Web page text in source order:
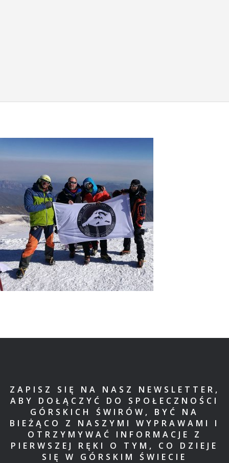
ZAPISZ SIĘ NA NASZ NEWSLETTER,
ABY DOŁĄCZYĆ DO SPOŁECZNOŚCI
GÓRSKICH ŚWIRÓW, BYĆ NA
BIEŻĄCO Z NASZYMI WYPRAWAMI I
OTRZYMYWAĆ INFORMACJE Z
PIERWSZEJ RĘKI O TYM, CO DZIEJE
SIĘ W GÓRSKIM ŚWIECIE